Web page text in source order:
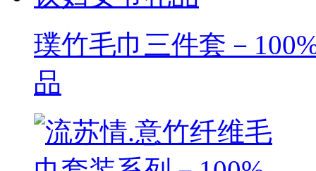
璞竹毛巾三件套－
品